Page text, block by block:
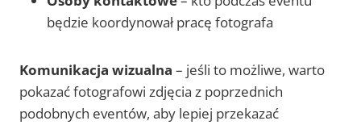
będzie koordynował pracę fotografa
Komunikacja wizualna – jeśli to możliwe, warto
pokazać fotografowi zdjęcia z poprzednich
podobnych eventów, aby lepiej przekazać